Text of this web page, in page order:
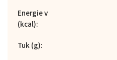
Energie v
(kcal):
Tuk (g):